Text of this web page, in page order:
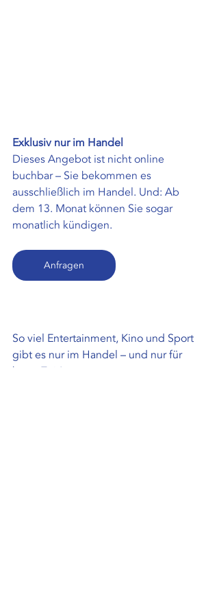
Exklusiv nur im Handel
Dieses Angebot ist nicht online
buchbar – Sie bekommen es
ausschließlich im Handel. Und: Ab
dem 13. Monat können Sie sogar
monatlich kündigen.
Anfragen
So viel Entertainment, Kino und Sport
gibt es nur im Handel – und nur für
kurze Zeit!